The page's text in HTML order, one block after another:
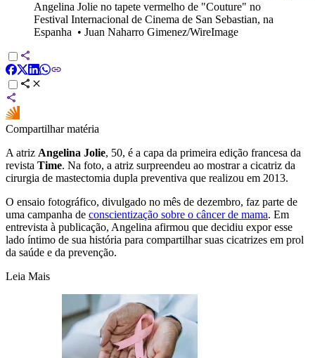
Angelina Jolie no tapete vermelho de "Couture" no
Festival Internacional de Cinema de San Sebastian, na
Espanha • Juan Naharro Gimenez/WireImage
Compartilhar matéria
A atriz Angelina Jolie, 50, é a capa da primeira edição francesa da
revista Time. Na foto, a atriz surpreendeu ao mostrar a cicatriz da
cirurgia de mastectomia dupla preventiva que realizou em 2013.
O ensaio fotográfico, divulgado no mês de dezembro, faz parte de
uma campanha de conscientização sobre o câncer de mama. Em
entrevista à publicação, Angelina afirmou que decidiu expor esse
lado íntimo de sua história para compartilhar suas cicatrizes em prol
da saúde e da prevenção.
Leia Mais